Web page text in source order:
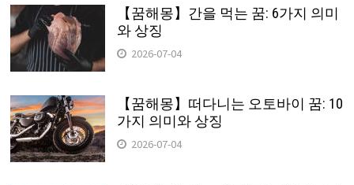
【꿈해몽】간을 먹는 꿈: 6가지 의미
와 상징
2026-07-04
【꿈해몽】떠다니는 오토바이 꿈: 10
가지 의미와 상징
2026-07-04